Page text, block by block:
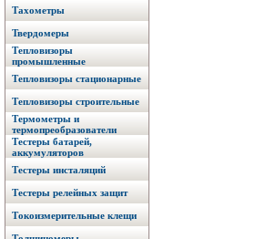
Тахометры
Твердомеры
Тепловизоры
промышленные
Тепловизоры стационарные
Тепловизоры строительные
Термометры и
термопреобразователи
Тестеры батарей,
аккумуляторов
Тестеры инсталяций
Тестеры релейных защит
Токоизмерительные клещи